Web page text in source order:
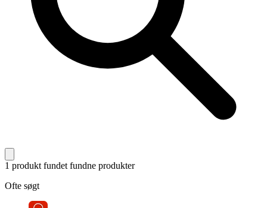
1 produkt fundet fundne produkter
Ofte søgt